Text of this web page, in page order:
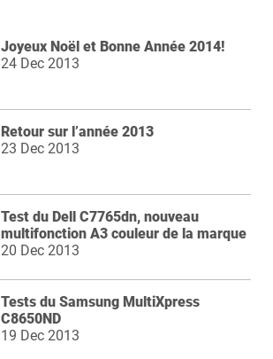
Joyeux Noël et Bonne Année 2014!
24 Dec 2013
Retour sur l’année 2013
23 Dec 2013
Test du Dell C7765dn, nouveau
multifonction A3 couleur de la marque
20 Dec 2013
Tests du Samsung MultiXpress
C8650ND
19 Dec 2013